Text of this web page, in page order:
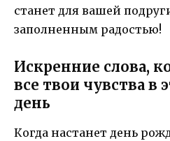
станет для вашей
заполненным радостью!
Искренние слова,
все твои чувства в
день
Когда настанет день